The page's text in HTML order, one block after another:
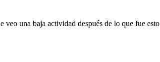
veo una baja actividad después de lo que fue esto